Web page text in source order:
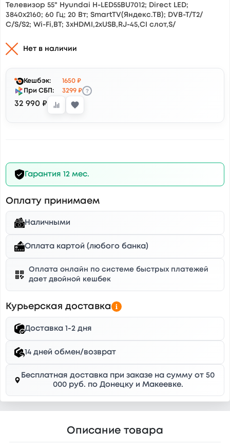
Телевизор 55" Hyundai H-LED55BU7012; Direct LED;
3840x2160; 60 Гц; 20 Вт; SmartTV(Яндекс.ТВ); DVB-T/T2/
С/S/S2; Wi-Fi,BT; 3xHDMI,2xUSB,RJ-45,CI слот,S/
Нет в наличии
Кешбэк:
1650 ₽
При СБП:
3299 ₽ ?
32 990 ₽
Гарантия 12 мес.
Оплату принимаем
Наличными
Оплата картой (любого банка)
Оплата онлайн по системе быстрых платежей
дает двойной кешбек
Курьерская доставка
Доставка 1-2 дня
14 дней обмен/возврат
Бесплатная доставка при заказе на сумму от 50
000 руб. по Донецку и Макеевке.
Описание товара